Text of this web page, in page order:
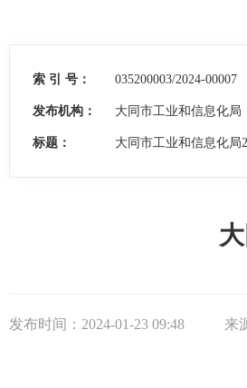
索 引 号： 035200003/2024-00007
发布机构： 大同市工业和信息化局
标题： 大同市工业和信息化局
发布时间： 2024-01-23 09:48 来